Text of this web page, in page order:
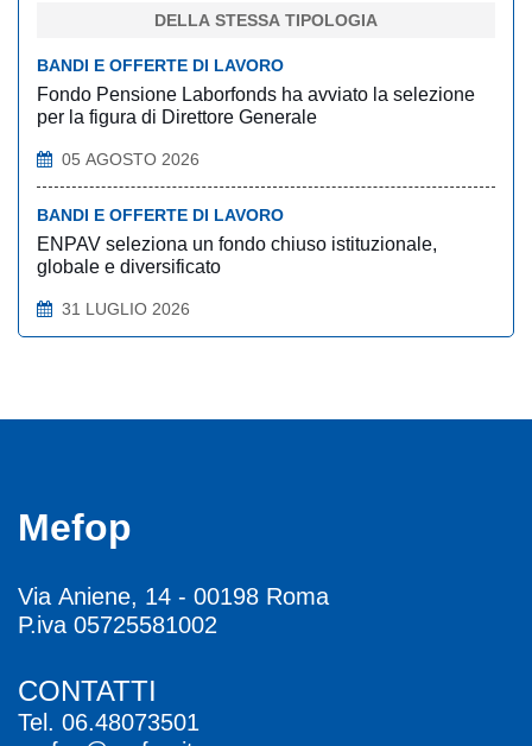
DELLA STESSA TIPOLOGIA
BANDI E OFFERTE DI LAVORO
Fondo Pensione Laborfonds ha avviato la selezione
per la figura di Direttore Generale
05 AGOSTO 2026
BANDI E OFFERTE DI LAVORO
ENPAV seleziona un fondo chiuso istituzionale,
globale e diversificato
31 LUGLIO 2026
Mefop
Via Aniene, 14 - 00198 Roma
P.iva 05725581002
CONTATTI
Tel. 06.48073501